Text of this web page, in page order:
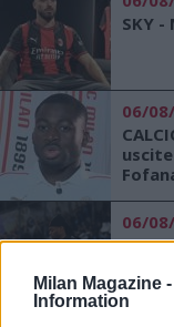
Milan Magazine -
Information
SKY
06/
06/
SKY